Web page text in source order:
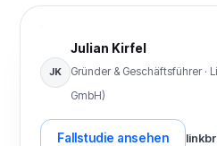
JK
Julian Kirfel
Gründer & Geschäftsführer ·
GmbH)
Fallstudie ansehen